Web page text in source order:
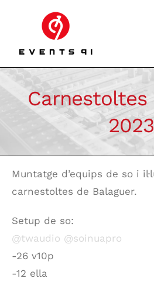
Carnestoltes
2023
Muntatge d’equips de so i
carnestoltes de Balaguer.
Setup de so:
@twaudio @soinuapro
-26 v10p
-12 ella